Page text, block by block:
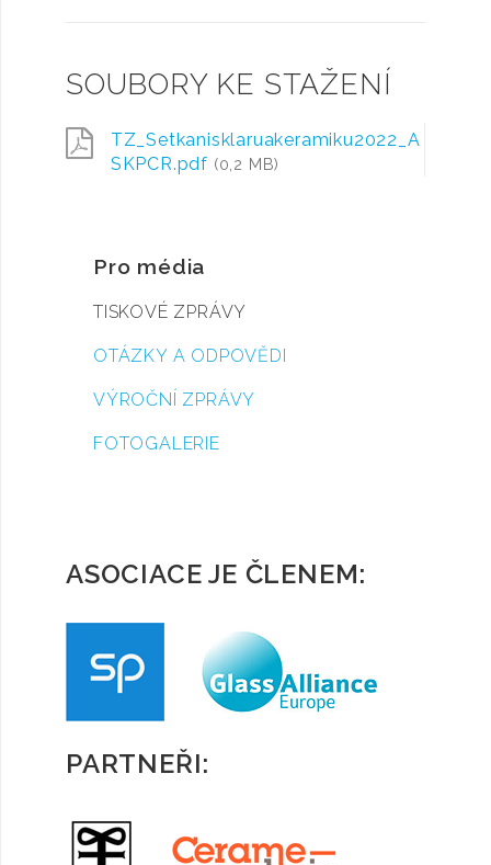
SOUBORY KE STAŽENÍ
TZ_Setkanisklaruakeramiku2022_A
SKPCR.pdf (0,2 MB)
Pro média
TISKOVÉ ZPRÁVY
OTÁZKY A ODPOVĚDI
VÝROČNÍ ZPRÁVY
FOTOGALERIE
ASOCIACE JE ČLENEM:
PARTNEŘI: